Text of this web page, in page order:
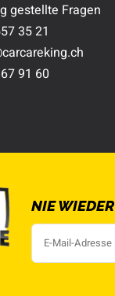
gestellte Fragen
35 21
91 60
NIE